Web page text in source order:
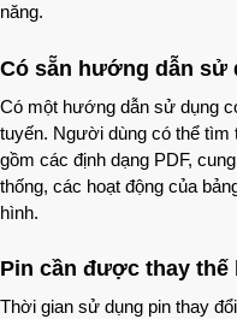
năng.
Có sẵn hướng dẫn sử
Có một hướng dẫn sử dụng
tuyến. Người dùng có thể tìm
gồm các định dạng PDF,
thống, các hoạt động của
hình.
Pin cần được thay thế
Thời gian sử dụng pin thay